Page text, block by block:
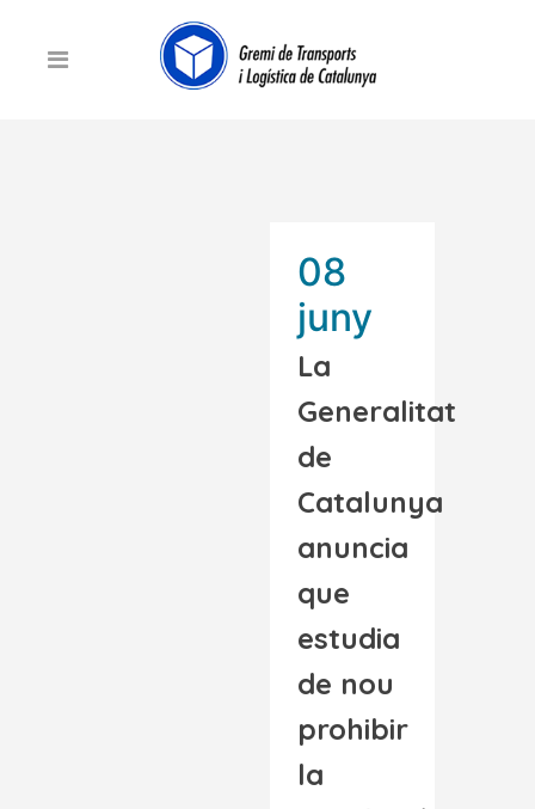
08
juny
La
Generalitat
de
Catalunya
anuncia
que
estudia
de nou
prohibir
la